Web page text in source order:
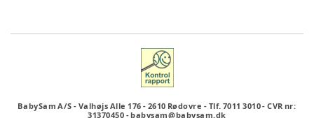
BabySam A/S - Valhøjs Alle 176 - 2610 Rødovre - Tlf. 7011 3010-CVR nr:
31370450 -babysam@babysam.dk